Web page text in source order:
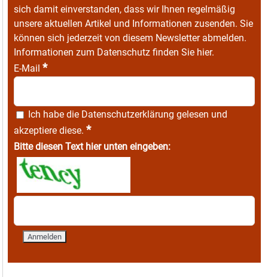
sich damit einverstanden, dass wir Ihnen regelmäßig
unsere aktuellen Artikel und Informationen zusenden. Sie
können sich jederzeit von diesem Newsletter abmelden.
Informationen zum Datenschutz finden Sie hier.
E-Mail *
Ich habe die Datenschutzerklärung gelesen und
akzeptiere diese. *
Bitte diesen Text hier unten eingeben: